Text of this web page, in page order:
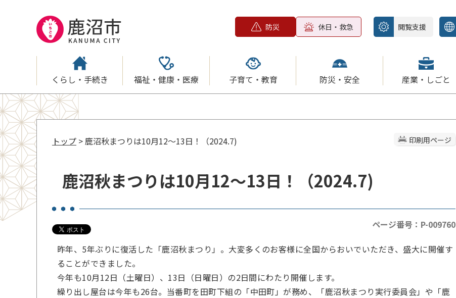
防災 休日・救急 閲覧支援
くらし・手続き 福祉・健康・医療 子育て・教育 防災・安全 産業・しごと
印刷用ページ
トップ > 鹿沼秋まつりは10月12～13日！（2024.7)
鹿沼秋まつりは10月12～13日！（2024.7)
ページ番号：P-009760
昨年、5年ぶりに復活した「鹿沼秋まつり」。大変多くのお客様に全国からおいでいただき、盛大に開催す
ることができました。
今年も10月12日（土曜日）、13日（日曜日）の2日間にわたり開催します。
繰り出し屋台は今年も26台。当番町を田町下組の「中田町」が務め、「鹿沼秋まつり実行委員会」や「鹿